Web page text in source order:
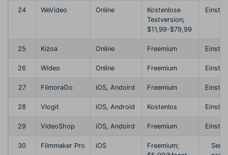
24 WeVideo Online
Kostenlose
Testversion;
$11,99-$79,99
25 Kizoa Online Freemium
26 Wideo Online Freemium
27 FilmoraGo iOS, Andoird Freemium
28 Vlogit iOS, Android Kostenlos
29 VideoShop iOS, Andoird Freemium
30 Filmmaker Pro iOS
Freemium;